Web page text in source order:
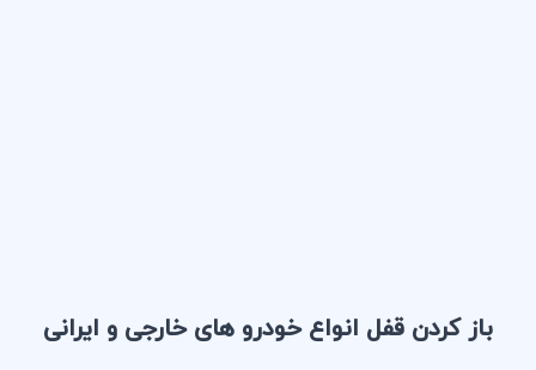
باز کردن قفل انواع خودرو های خارجی و ایرانی